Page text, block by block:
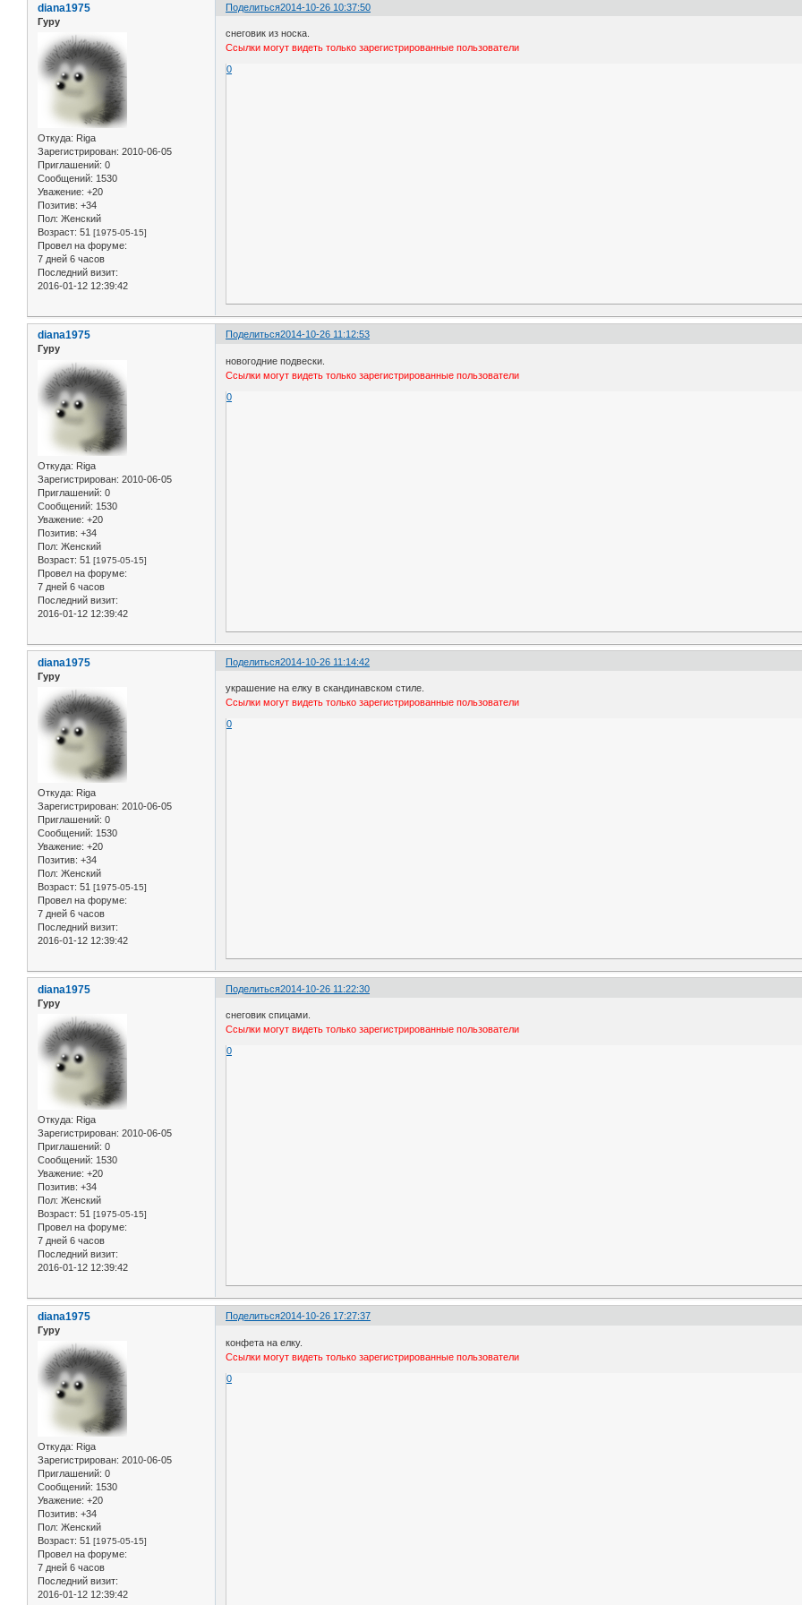
Поделиться2014-10-26 10:37:50
diana1975
Гуру
Откуда: Riga
Зарегистрирован: 2010-06-05
Приглашений: 0
Сообщений: 1530
Уважение: +20
Позитив: +34
Пол: Женский
Возраст: 51 [1975-05-15]
Провел на форуме:
7 дней 6 часов
Последний визит:
2016-01-12 12:39:42
снеговик из носка.
Ссылки могут видеть только зарегистрированные пользователи
0
Поделиться2014-10-26 11:12:53
diana1975
Гуру
Откуда: Riga
Зарегистрирован: 2010-06-05
Приглашений: 0
Сообщений: 1530
Уважение: +20
Позитив: +34
Пол: Женский
Возраст: 51 [1975-05-15]
Провел на форуме:
7 дней 6 часов
Последний визит:
2016-01-12 12:39:42
новогодние подвески.
Ссылки могут видеть только зарегистрированные пользователи
0
Поделиться2014-10-26 11:14:42
diana1975
Гуру
Откуда: Riga
Зарегистрирован: 2010-06-05
Приглашений: 0
Сообщений: 1530
Уважение: +20
Позитив: +34
Пол: Женский
Возраст: 51 [1975-05-15]
Провел на форуме:
7 дней 6 часов
Последний визит:
2016-01-12 12:39:42
украшение на елку в скандинавском стиле.
Ссылки могут видеть только зарегистрированные пользователи
0
Поделиться2014-10-26 11:22:30
diana1975
Гуру
Откуда: Riga
Зарегистрирован: 2010-06-05
Приглашений: 0
Сообщений: 1530
Уважение: +20
Позитив: +34
Пол: Женский
Возраст: 51 [1975-05-15]
Провел на форуме:
7 дней 6 часов
Последний визит:
2016-01-12 12:39:42
снеговик спицами.
Ссылки могут видеть только зарегистрированные пользователи
0
Поделиться2014-10-26 17:27:37
diana1975
Гуру
Откуда: Riga
Зарегистрирован: 2010-06-05
Приглашений: 0
Сообщений: 1530
Уважение: +20
Позитив: +34
Пол: Женский
Возраст: 51 [1975-05-15]
Провел на форуме:
7 дней 6 часов
Последний визит:
2016-01-12 12:39:42
конфета на елку.
Ссылки могут видеть только зарегистрированные пользователи
0